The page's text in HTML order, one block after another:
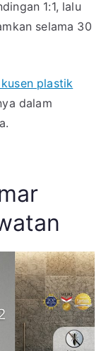
1:1, lalu
selama 30
plastik
dalam